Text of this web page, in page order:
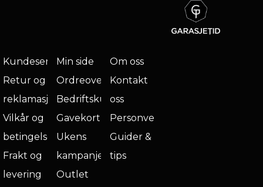
Kundeservice
Retur og
reklamasjon
Vilkår og
betingelser
Frakt og
levering
Min side
Ordreoversikt
Bedriftskunde
Gavekort
Ukens
kampanje
Outlet
Om oss
Kontakt
oss
Personvern
Guider &
tips